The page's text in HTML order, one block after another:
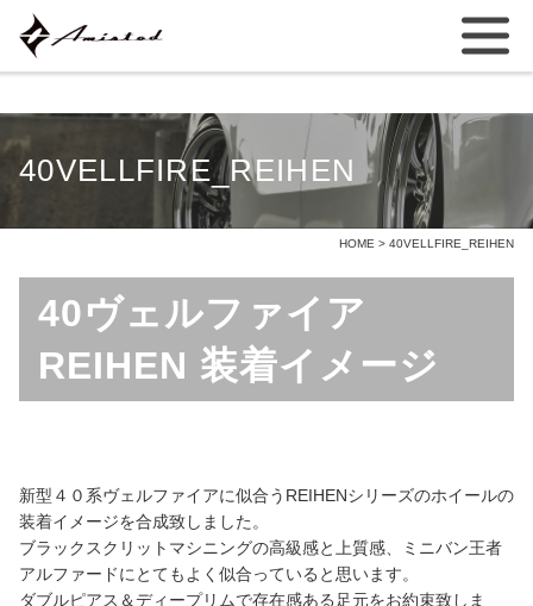
40VELLFIRE_REIHEN
HOME > 40VELLFIRE_REIHEN
40ヴェルファイア
REIHEN 装着イメージ
新型４０系ヴェルファイアに似合うREIHENシリーズのホイールの
装着イメージを合成致しました。
ブラックスクリットマシニングの高級感と上質感、ミニバン王者
アルファードにとてもよく似合っていると思います。
ダブルピアス＆ディープリムで存在感ある足元をお約束致しま